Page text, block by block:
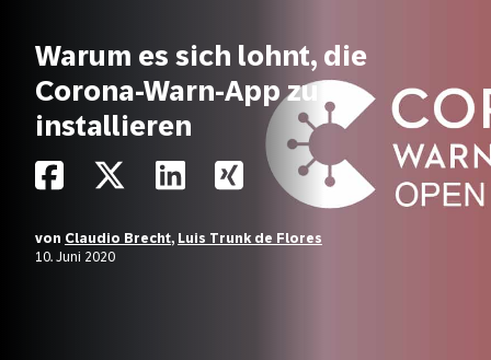
Warum es sich lohnt, die
Corona-Warn-App zu
installieren
von Claudio Brecht, Luis Trunk de Flores
10. Juni 2020